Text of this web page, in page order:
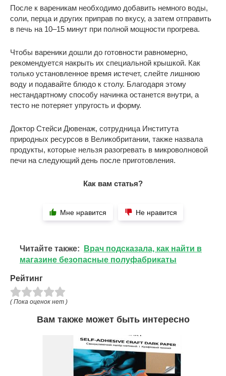
После к вареникам необходимо добавить немного воды,
соли, перца и других приправ по вкусу, а затем отправить
в печь на 10–15 минут при полной мощности прогрева.
Чтобы вареники дошли до готовности равномерно,
рекомендуется накрыть их специальной крышкой. Как
только установленное время истечет, слейте лишнюю
воду и подавайте блюдо к столу. Благодаря этому
нестандартному способу начинка останется внутри, а
тесто не потеряет упругость и форму.
Доктор Стейси Дювенаж, сотрудница Института
природных ресурсов в Великобритании, также назвала
продукты, которые нельзя разогревать в микроволновой
печи на следующий день после приготовления.
Как вам статья?
Мне нравится Не нравится
Читайте также:
Врач подсказала, как найти в
магазине безопасные полуфабрикаты
Рейтинг
( Пока оценок нет )
Вам также может быть интересно